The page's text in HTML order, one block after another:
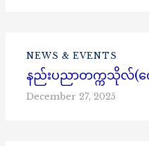
NEWS & EVENTS
နည်းပညာတက္ကသိုလ်(က
December 27, 2025